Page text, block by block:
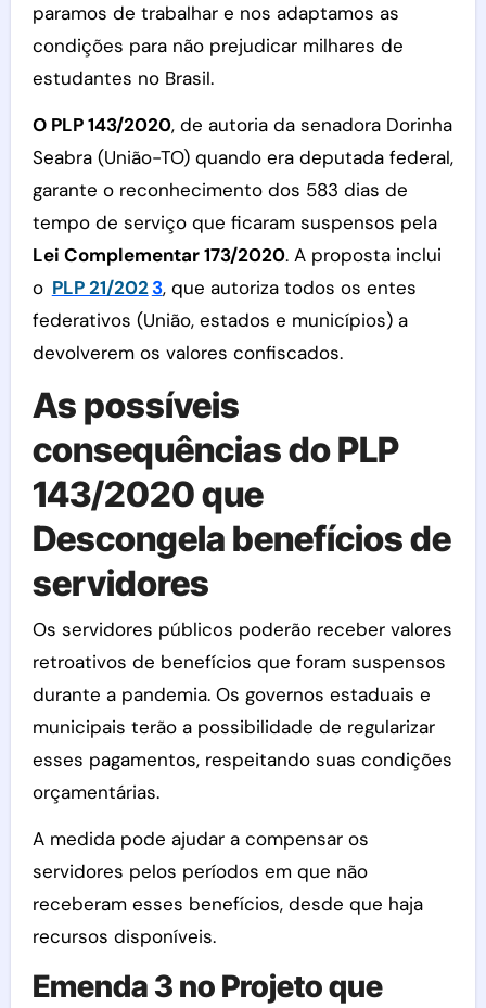
paramos de trabalhar e nos adaptamos as
condições para não prejudicar milhares de
estudantes no Brasil.
O PLP 143/2020, de autoria da senadora Dorinha
Seabra (União-TO) quando era deputada federal,
garante o reconhecimento dos 583 dias de
tempo de serviço que ficaram suspensos pela
Lei Complementar 173/2020. A proposta inclui
o PLP 21/2023, que autoriza todos os entes
federativos (União, estados e municípios) a
devolverem os valores confiscados.
As possíveis
consequências do PLP
143/2020 que
Descongela benefícios de
servidores
Os servidores públicos poderão receber valores
retroativos de benefícios que foram suspensos
durante a pandemia. Os governos estaduais e
municipais terão a possibilidade de regularizar
esses pagamentos, respeitando suas condições
orçamentárias.
A medida pode ajudar a compensar os
servidores pelos períodos em que não
receberam esses benefícios, desde que haja
recursos disponíveis.
Emenda 3 no Projeto que